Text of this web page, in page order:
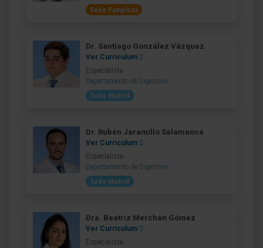
Sede Pamplona
Dr. Santiago González Vázquez
Ver Curriculum
Especialista
Departamento de Digestivo
Sede Madrid
Dr. Rubén Jaramillo Salamanca
Ver Curriculum
Especialista
Departamento de Digestivo
Sede Madrid
Dra. Beatriz Merchán Gómez
Ver Curriculum
Especialista